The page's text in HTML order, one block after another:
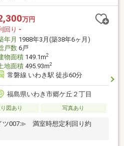
万円
回り -
年月 1988年3月(築38年6ヶ月)
戸数6戸
物面積149.1m2
地面積495.93m2
常磐線 いわき駅 徒歩60分
福島県いわき市郷ケ丘２丁目
図あり 写真あり
007≫ 満室時想定利回り約